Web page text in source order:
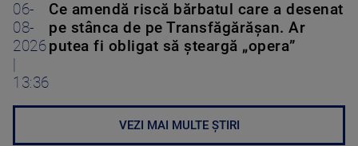
06-
08-
2026
13:36
Ce amendă riscă bărbatul care a desenat
pe stânca de pe Transfăgărășan. Ar
putea fi obligat să șteargă „opera”
VEZI MAI MULTE ȘTIRI